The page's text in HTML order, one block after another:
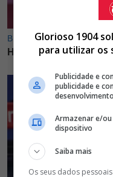
Glorioso 1904
para utilizar os
Publicidade e
publicidade e
Armazenar e/
dispositivo
Saiba mais
Os seus dados